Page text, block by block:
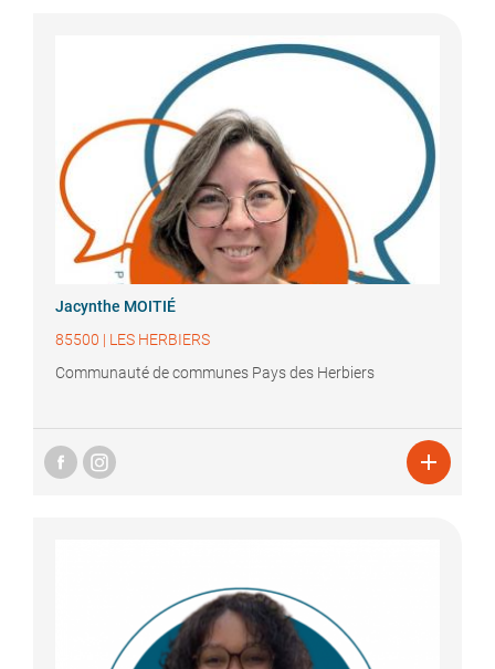
Jacynthe MOITIÉ
85500 | LES HERBIERS
Communauté de communes Pays des Herbiers
